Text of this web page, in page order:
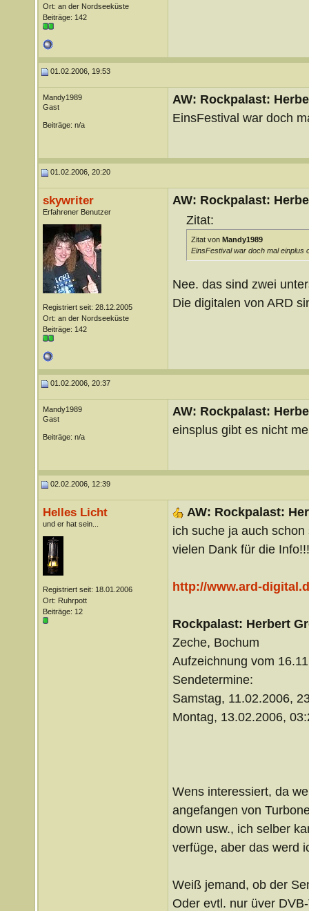
Ort: an der Nordseeküste
Beiträge: 142
01.02.2006, 19:53
Mandy1989
Gast
Beiträge: n/a
AW: Rockpalast:
EinsFestival war doch
01.02.2006, 20:20
skywriter
Erfahrener Benutzer
Registriert seit: 28.12.2005
Ort: an der Nordseeküste
Beiträge: 142
AW: Rockpalast:
Zitat:
Zitat von Mandy1989
EinsFestival war doch mal einplus
Nee. das sind zwei
Die digitalen von ARD
01.02.2006, 20:37
Mandy1989
Gast
Beiträge: n/a
AW: Rockpalast:
einsplus gibt es nicht
02.02.2006, 12:39
Helles Licht
und er hat sein...
Registriert seit: 18.01.2006
Ort: Ruhrpott
Beiträge: 12
AW: Rockpalast:
ich suche ja auch
vielen Dank für die
http://www.ard-
Rockpalast: Herbert
Zeche, Bochum
Aufzeichnung vom
Sendetermine:
Samstag, 11.02.2006,
Montag, 13.02.2006,
Wens interessiert, da
angefangen von
down usw., ich selber
verfüge, aber das werd
Weiß jemand, ob der
Oder evtl. nur üver